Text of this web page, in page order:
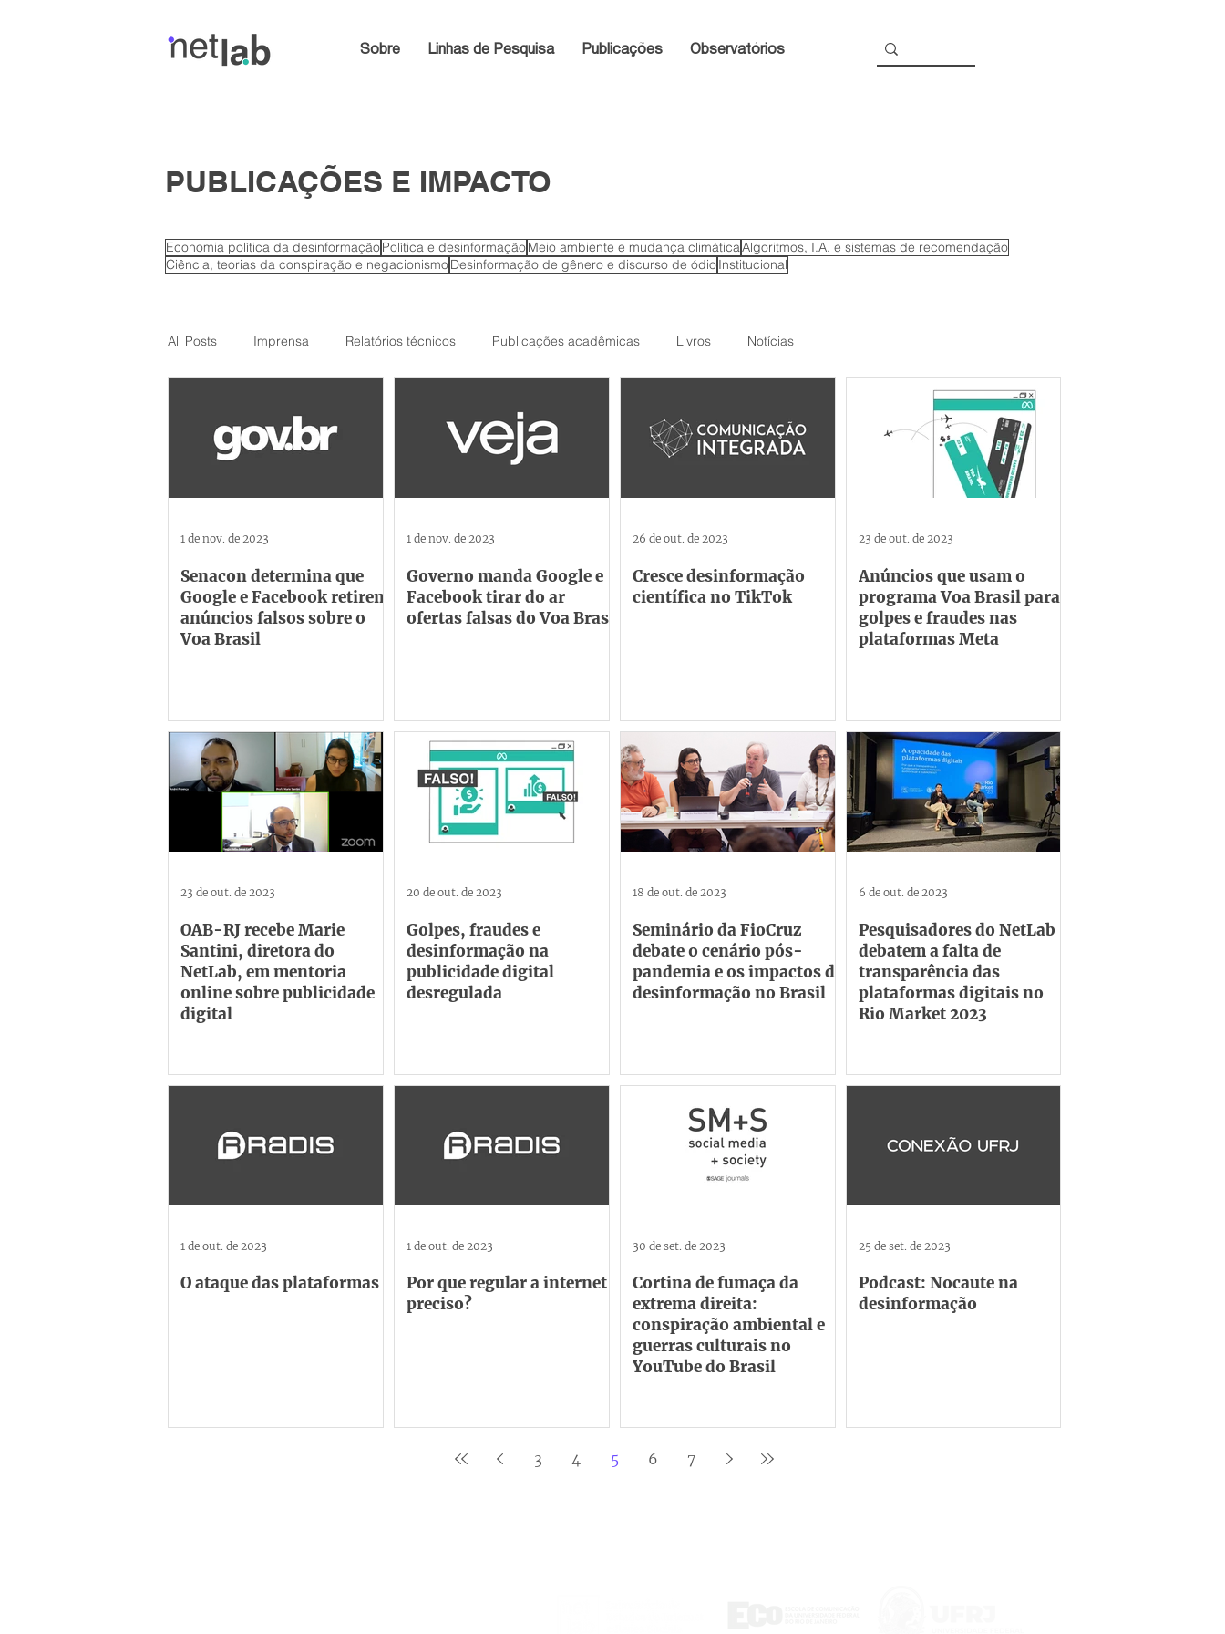
Sobre Linhas de Pesquisa Publicações Observatórios
PUBLICAÇÕES E IMPACTO
Economia política da desinformaçãoPolítica e desinformaçãoMeio ambiente e mudança climáticaAlgoritmos, I.A. e sistemas de recomendação
Ciência, teorias da conspiração e negacionismoDesinformação de gênero e discurso de ódioInstitucional
All Posts Imprensa Relatórios técnicos Publicações acadêmicas Livros Notícias
Senacon determina que
Google e Facebook retirem
anúncios falsos sobre o
Voa Brasil
1 de nov. de 2023
Governo manda Google e
Facebook tirar do ar
ofertas falsas do Voa Brasil
1 de nov. de 2023
Cresce desinformação
científica no TikTok
26 de out. de 2023
Anúncios que usam o
programa Voa Brasil para
golpes e fraudes nas
plataformas Meta
23 de out. de 2023
OAB-RJ recebe Marie
Santini, diretora do
NetLab, em mentoria
online sobre publicidade
digital
23 de out. de 2023
Golpes, fraudes e
desinformação na
publicidade digital
desregulada
20 de out. de 2023
Seminário da FioCruz
debate o cenário pós-
pandemia e os impactos da
desinformação no Brasil
18 de out. de 2023
Pesquisadores do NetLab
debatem a falta de
transparência das
plataformas digitais no
Rio Market 2023
6 de out. de 2023
O ataque das plataformas
1 de out. de 2023
Por que regular a internet é
preciso?
1 de out. de 2023
Cortina de fumaça da
extrema direita:
conspiração ambiental e
guerras culturais no
YouTube do Brasil
30 de set. de 2023
Podcast: Nocaute na
desinformação
25 de set. de 2023
3 4 5 6 7